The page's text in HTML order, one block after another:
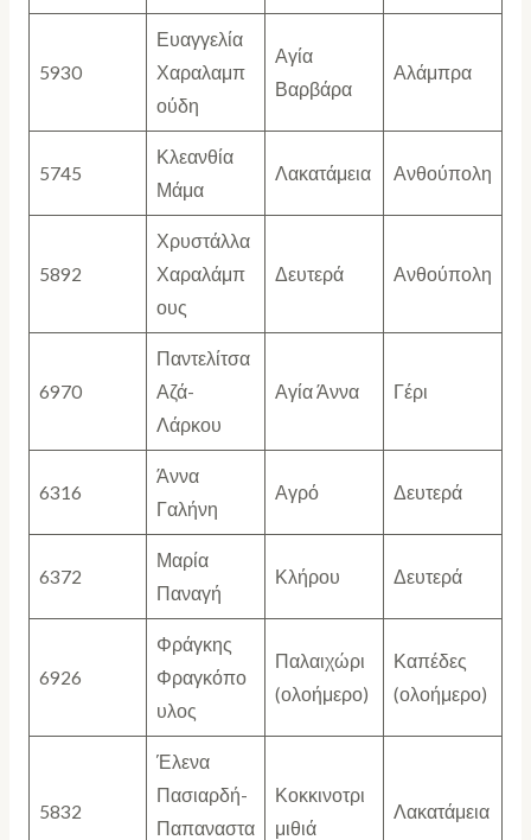
5930
Ευαγγελία
Χαραλαμπ
ούδη
Αγία
Βαρβάρα
Αλάμπρα
5745
Κλεανθία
Μάμα
Λακατάμεια Ανθούπολη
5892
Χρυστάλλα
Χαραλάμπ
ους
Δευτερά Ανθούπολη
6970
Παντελίτσα
Αζά-
Λάρκου
Αγία Άννα Γέρι
6316
Άννα
Γαλήνη
Αγρό Δευτερά
6372
Μαρία
Παναγή
Κλήρου Δευτερά
6926
Φράγκης
Φραγκόπο
υλος
Παλαιχώρι
(ολοήμερο)
Καπέδες
(ολοήμερο)
5832
Έλενα
Πασιαρδή-
Παπαναστα
Κοκκινοτρι
μιθιά
Λακατάμεια